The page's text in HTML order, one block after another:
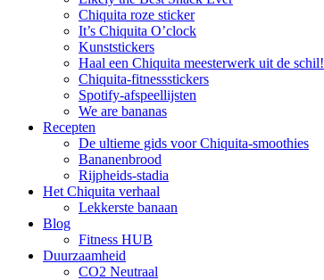
Chiquita roze sticker
It’s Chiquita O’clock
Kunststickers
Haal een Chiquita meesterwerk uit de schil!
Chiquita-fitnessstickers
Spotify-afspeellijsten
We are bananas
Recepten
De ultieme gids voor Chiquita-smoothies
Bananenbrood
Rijpheids-stadia
Het Chiquita verhaal
Lekkerste banaan
Blog
Fitness HUB
Duurzaamheid
CO2 Neutraal